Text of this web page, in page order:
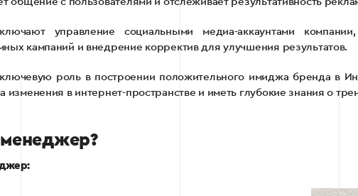
управление социальными медиа-аккаунтами
кампаний и внедрение корректив для улучшения результатов.
роль в построении положительного имиджа бренда в
в интернет-пространстве и иметь глубокие знания о
менеджер?